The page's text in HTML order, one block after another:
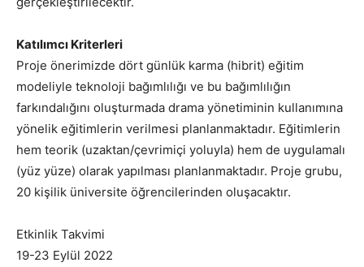
Katılımcı Kriterleri
Proje önerimizde dört günlük karma (hibrit) eğitim
modeliyle teknoloji bağımlılığı ve bu bağımlılığın
farkındalığını oluşturmada drama yönetiminin kullanımına
yönelik eğitimlerin verilmesi planlanmaktadır. Eğitimlerin
hem teorik (uzaktan/çevrimiçi yoluyla) hem de uygulamalı
(yüz yüze) olarak yapılması planlanmaktadır. Proje grubu,
20 kişilik üniversite öğrencilerinden oluşacaktır.
Etkinlik Takvimi
19-23 Eylül 2022